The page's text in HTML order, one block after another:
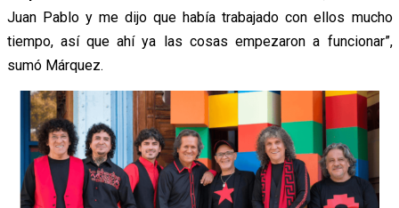
Juan Pablo y me dijo que había trabajado con ellos mucho
tiempo, así que ahí ya las cosas empezaron a funcionar”,
sumó Márquez.